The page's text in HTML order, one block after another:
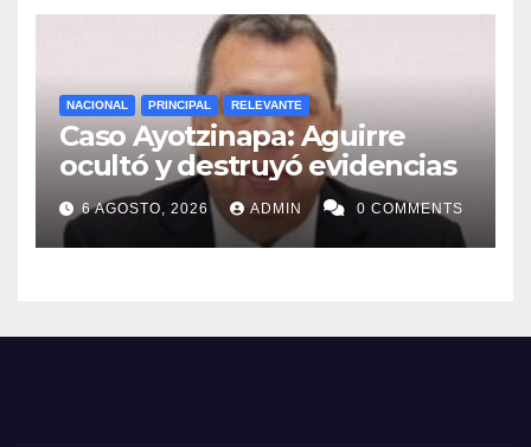
NACIONAL PRINCIPAL RELEVANTE
Caso Ayotzinapa: Aguirre
ocultó y destruyó evidencias
6 AGOSTO, 2026 ADMIN 0 COMMENTS